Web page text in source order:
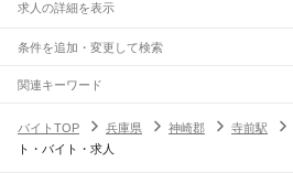
求人の詳細を表示
条件を追加・変更して検索
市区町村を追加・変更
兵庫県すべて
神戸市 すべて
駅を追加・変更
職種を追加・変更
関連キーワード
バイトTOP
兵庫県 神崎郡 寺前駅
ト・バイト・求人